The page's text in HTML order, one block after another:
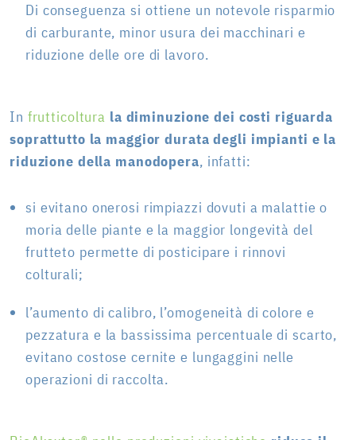
Di conseguenza si ottiene un notevole risparmio
di carburante, minor usura dei macchinari e
riduzione delle ore di lavoro.
In frutticoltura la diminuzione dei costi riguarda
soprattutto la maggior durata degli impianti e la
riduzione della manodopera, infatti:
si evitano onerosi rimpiazzi dovuti a malattie o
moria delle piante e la maggior longevità del
frutteto permette di posticipare i rinnovi
colturali;
l’aumento di calibro, l’omogeneità di colore e
pezzatura e la bassissima percentuale di scarto,
evitano costose cernite e lungaggini nelle
operazioni di raccolta.